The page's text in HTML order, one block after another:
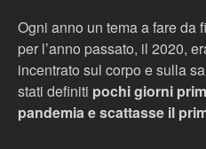
Ogni anno un tema a fare da
per l’anno passato, il 2020,
incentrato sul corpo e sulla
stati definiti pochi giorni
pandemia e scattasse il